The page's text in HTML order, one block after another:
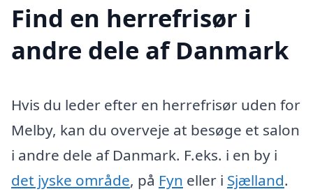
Find en herrefrisør i
andre dele af Danmark
Hvis du leder efter en herrefrisør uden for
Melby, kan du overveje at besøge et salon
i andre dele af Danmark. F.eks. i en by i
det jyske område, på Fyn eller i Sjælland.